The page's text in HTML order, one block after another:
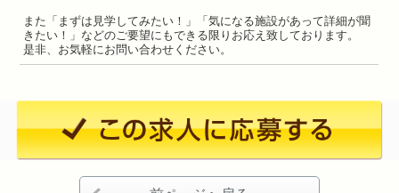
また「まずは見学してみたい！」「気になる施設があって詳細が聞
きたい！」などのご要望にもできる限りお応え致しております。
是非、お気軽にお問い合わせください。